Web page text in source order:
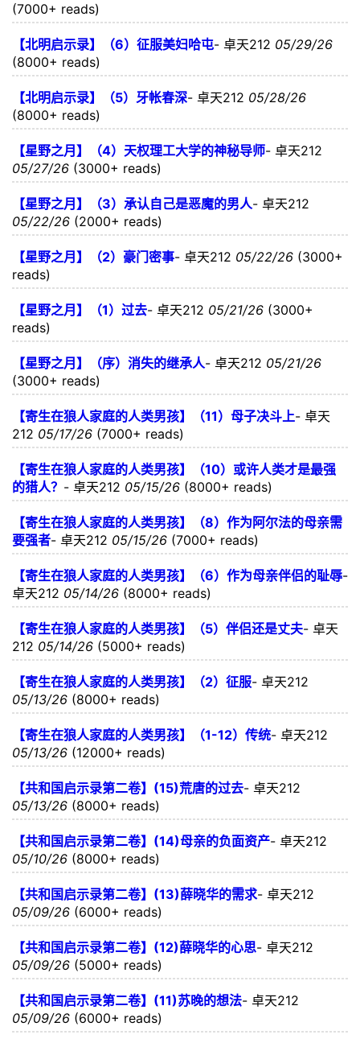
(7000+ reads)
【北明启示录】（6）征服美妇哈屯- 卓天212 05/29/26
(8000+ reads)
【北明启示录】（5）牙帐春深- 卓天212 05/28/26
(8000+ reads)
【星野之月】（4）天权理工大学的神秘导师- 卓天212
05/27/26 (3000+ reads)
【星野之月】（3）承认自己是恶魔的男人- 卓天212
05/22/26 (2000+ reads)
【星野之月】（2）豪门密事- 卓天212 05/22/26 (3000+
reads)
【星野之月】（1）过去- 卓天212 05/21/26 (3000+
reads)
【星野之月】（序）消失的继承人- 卓天212 05/21/26
(3000+ reads)
【寄生在狼人家庭的人类男孩】（11）母子决斗上- 卓天
212 05/17/26 (7000+ reads)
【寄生在狼人家庭的人类男孩】（10）或许人类才是最强
的猎人？ - 卓天212 05/15/26 (8000+ reads)
【寄生在狼人家庭的人类男孩】（8）作为阿尔法的母亲需
要强者- 卓天212 05/15/26 (7000+ reads)
【寄生在狼人家庭的人类男孩】（6）作为母亲伴侣的耻辱-
卓天212 05/14/26 (8000+ reads)
【寄生在狼人家庭的人类男孩】（5）伴侣还是丈夫- 卓天
212 05/14/26 (5000+ reads)
【寄生在狼人家庭的人类男孩】（2）征服- 卓天212
05/13/26 (8000+ reads)
【寄生在狼人家庭的人类男孩】（1-12）传统- 卓天212
05/13/26 (12000+ reads)
【共和国启示录第二卷】(15)荒唐的过去- 卓天212
05/13/26 (8000+ reads)
【共和国启示录第二卷】(14)母亲的负面资产- 卓天212
05/10/26 (8000+ reads)
【共和国启示录第二卷】(13)薛晓华的需求- 卓天212
05/09/26 (6000+ reads)
【共和国启示录第二卷】(12)薛晓华的心思- 卓天212
05/09/26 (5000+ reads)
【共和国启示录第二卷】(11)苏晚的想法- 卓天212
05/09/26 (6000+ reads)